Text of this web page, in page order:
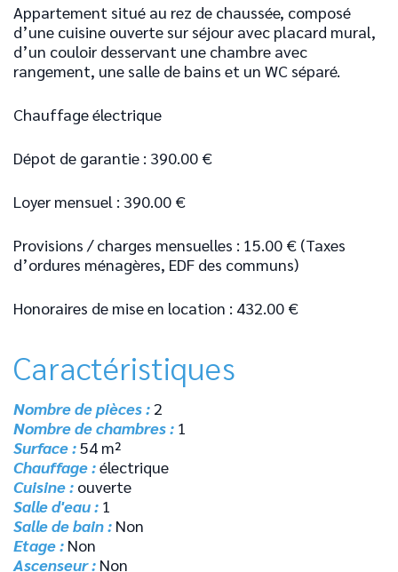
o
k
r
I
n
Appartement situé au rez de chaussée, composé
d’une cuisine ouverte sur séjour avec placard mural,
d’un couloir desservant une chambre avec
rangement, une salle de bains et un WC séparé.
Chauffage électrique
Dépot de garantie : 390.00 €
Loyer mensuel : 390.00 €
Provisions / charges mensuelles : 15.00 € (Taxes
d’ordures ménagères, EDF des communs)
Honoraires de mise en location : 432.00 €
Caractéristiques
Nombre de pièces :2
Nombre de chambres : 1
Surface :54 m²
Chauffage :électrique
Cuisine : ouverte
Salle d'eau : 1
Salle de bain : Non
Etage : Non
Ascenseur : Non